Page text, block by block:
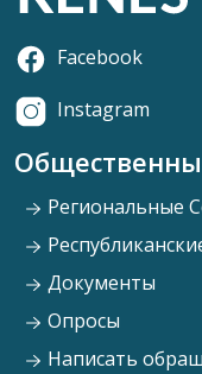
Facebook
Instagram
Региональные
Документы
Опросы
Написать